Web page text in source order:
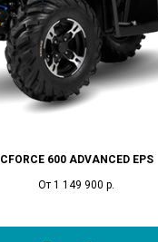
CFORCE 600 ADVANCED EPS
От 1 149 900 р.